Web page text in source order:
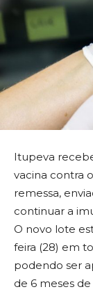
Itupeva
vacina contra
remessa,
continuar a
O novo lote
feira (28) em
podendo ser
de 6 meses de